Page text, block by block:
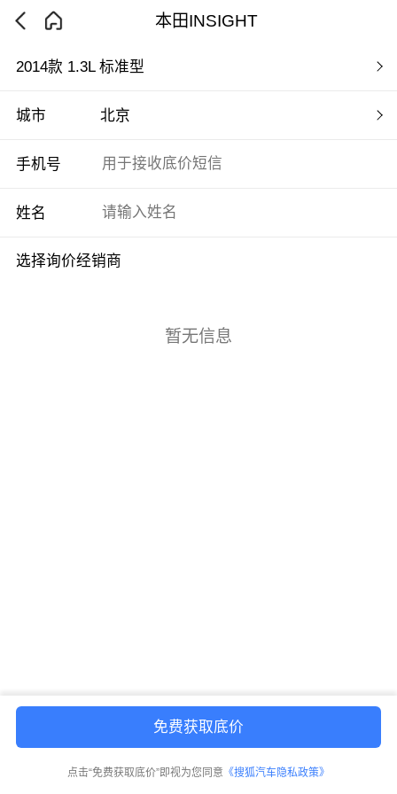
本田INSIGHT
2014款 1.3L 标准型
城市 北京
手机号
姓名
选择询价经销商
暂无信息
免费获取底价
点击“免费获取底价”即视为您同意 《搜狐汽车隐私政策》